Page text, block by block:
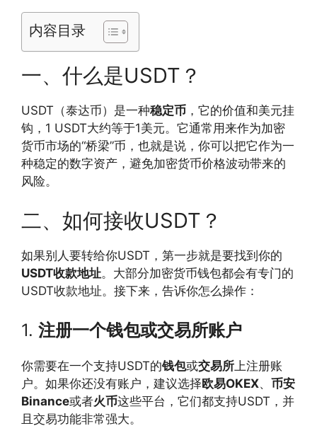
内容目录
一、什么是USDT？
USDT（泰达币）是一种稳定币 ，它的价值和美元挂
钩，1 USDT大约等于1美元。它通常用来作为加密
货币市场的“桥梁”币，也就是说，你可以把它作为一
种稳定的数字资产，避免加密货币价格波动带来的
风险。
二、如何接收USDT？
如果别人要转给你USDT，第一步就是要找到你的
USDT收款地址。大部分加密货币钱包都会有专门的
USDT收款地址。接下来，告诉你怎么操作：
1. 注册一个钱包或交易所账户
你需要在一个支持USDT的钱包或交易所上注册账
户。如果你还没有账户，建议选择 欧易OKEX、 币安
Binance或者火币这些平台，它们都支持USDT，并
且交易功能非常强大。